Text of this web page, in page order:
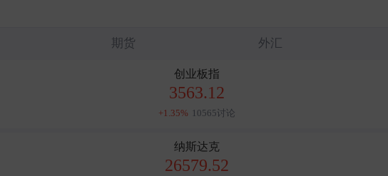
期货 外汇
创业板指
3563.12
+1.35% 10565讨论
纳斯达克
26579.52